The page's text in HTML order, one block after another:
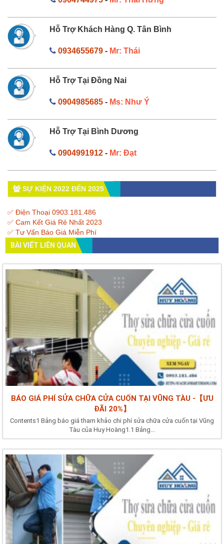
Hỗ Trợ Khách Hàng Q. Tân Bình
0934655679- Mr: Thái
Hỗ Trợ Tại Đồng Nai
0904985685- Ms: Như Ý
Hỗ Trợ Tại Bình Dương
0904991912- Mr: Đạt
SỰ KIỆN 2022 ĐẾN 2025
✅ Điện Thoại 0903.181.486
✅ Cam Kết Giá Rẻ Nhất 2023
✅ Tư Vấn Báo Giá Miễn Phí
BÀI VIẾT LIÊN QUAN
BÁO GIÁ PHÍ SỬA CHỮA CỬA CUỐN TẠI VŨNG TÀU -【ƯU
ĐÃI 20%】
Contents1 Bảng báo giá tham khảo chi phí sửa chữa cửa cuốn tại Vũng
Tàu của Huy Hoàng1.1 Bảng...